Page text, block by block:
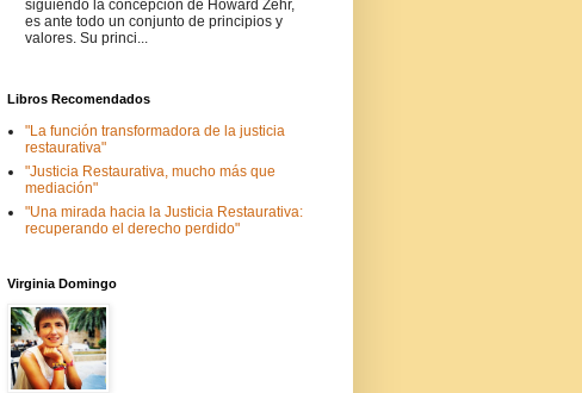
siguiendo la concepción de Howard Zehr,
es ante todo un conjunto de principios y
valores. Su princi...
Libros Recomendados
"La función transformadora de la justicia
restaurativa"
"Justicia Restaurativa, mucho más que
mediación"
"Una mirada hacia la Justicia Restaurativa:
recuperando el derecho perdido"
Virginia Domingo